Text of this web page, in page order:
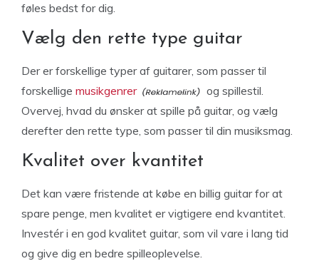
føles bedst for dig.
Vælg den rette type guitar
Der er forskellige typer af guitarer, som passer til
forskellige musikgenrer
og spillestil.
Overvej, hvad du ønsker at spille på guitar, og vælg
derefter den rette type, som passer til din musiksmag.
Kvalitet over kvantitet
Det kan være fristende at købe en billig guitar for at
spare penge, men kvalitet er vigtigere end kvantitet.
Investér i en god kvalitet guitar, som vil vare i lang tid
og give dig en bedre spilleoplevelse.